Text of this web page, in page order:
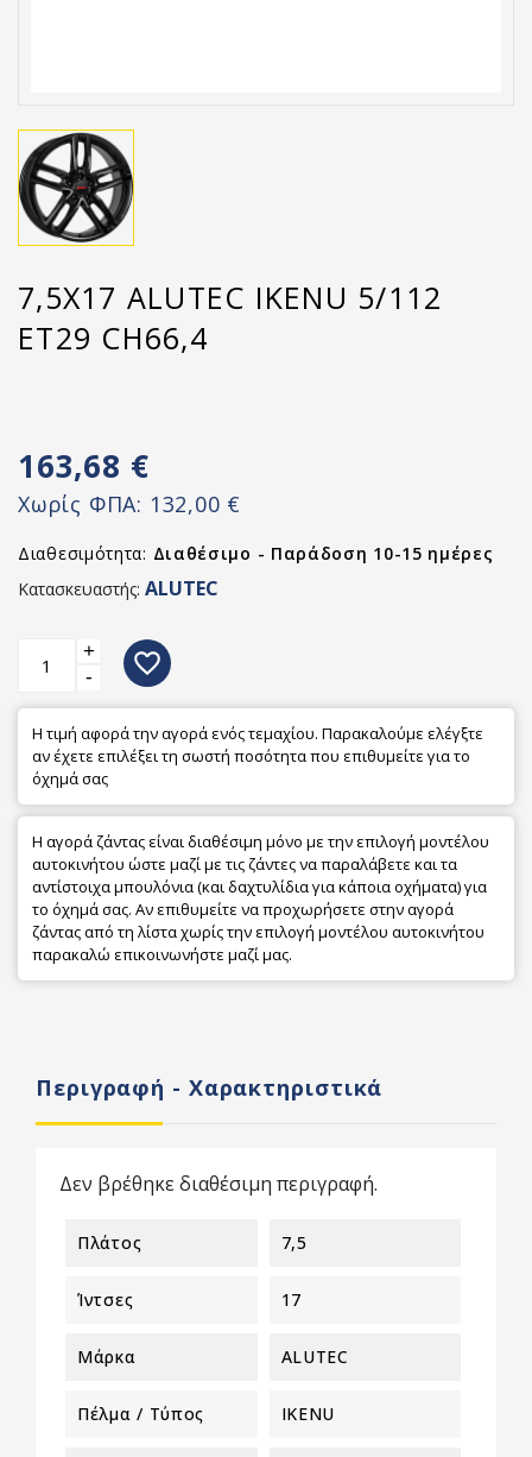
7,5X17 ALUTEC IKENU 5/112
ET29 CH66,4
163,68 €
Χωρίς ΦΠΑ: 132,00 €
Διαθεσιμότητα: Διαθέσιμο - Παράδοση 10-15 ημέρες
Κατασκευαστής: ALUTEC
+
-
favorite_border
Η τιμή αφορά την αγορά ενός τεμαχίου. Παρακαλούμε ελέγξτε
αν έχετε επιλέξει τη σωστή ποσότητα που επιθυμείτε για το
όχημά σας
Η αγορά ζάντας είναι διαθέσιμη μόνο με την επιλογή μοντέλου
αυτοκινήτου ώστε μαζί με τις ζάντες να παραλάβετε και τα
αντίστοιχα μπουλόνια (και δαχτυλίδια για κάποια οχήματα) για
το όχημά σας. Αν επιθυμείτε να προχωρήσετε στην αγορά
ζάντας από τη λίστα χωρίς την επιλογή μοντέλου αυτοκινήτου
παρακαλώ επικοινωνήστε μαζί μας.
Περιγραφή - Χαρακτηριστικά
Δεν βρέθηκε διαθέσιμη περιγραφή.
Πλάτος 7,5
Ίντσες 17
Μάρκα ALUTEC
Πέλμα / Τύπος IKENU